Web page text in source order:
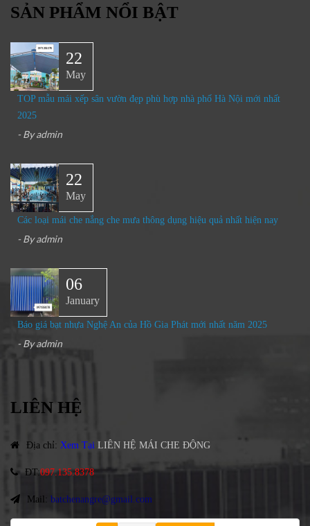
SẢN PHẨM NỔI BẬT
22
May
TOP mẫu mái xếp sân vườn đẹp phù hợp nhà phố Hà Nội mới nhất
2025
- Byadmin
22
May
Các loại mái che nắng che mưa thông dụng hiệu quả nhất hiện nay
- Byadmin
06
January
Báo giá bạt nhựa Nghệ An của Hồ Gia Phát mới nhất năm 2025
- Byadmin
LIÊN HỆ
Địa chỉ: Xem Tại LIÊN HỆ MÁI CHE ĐỘNG
ĐT:097.135.8378
Mail: batchenangre@gmail.com